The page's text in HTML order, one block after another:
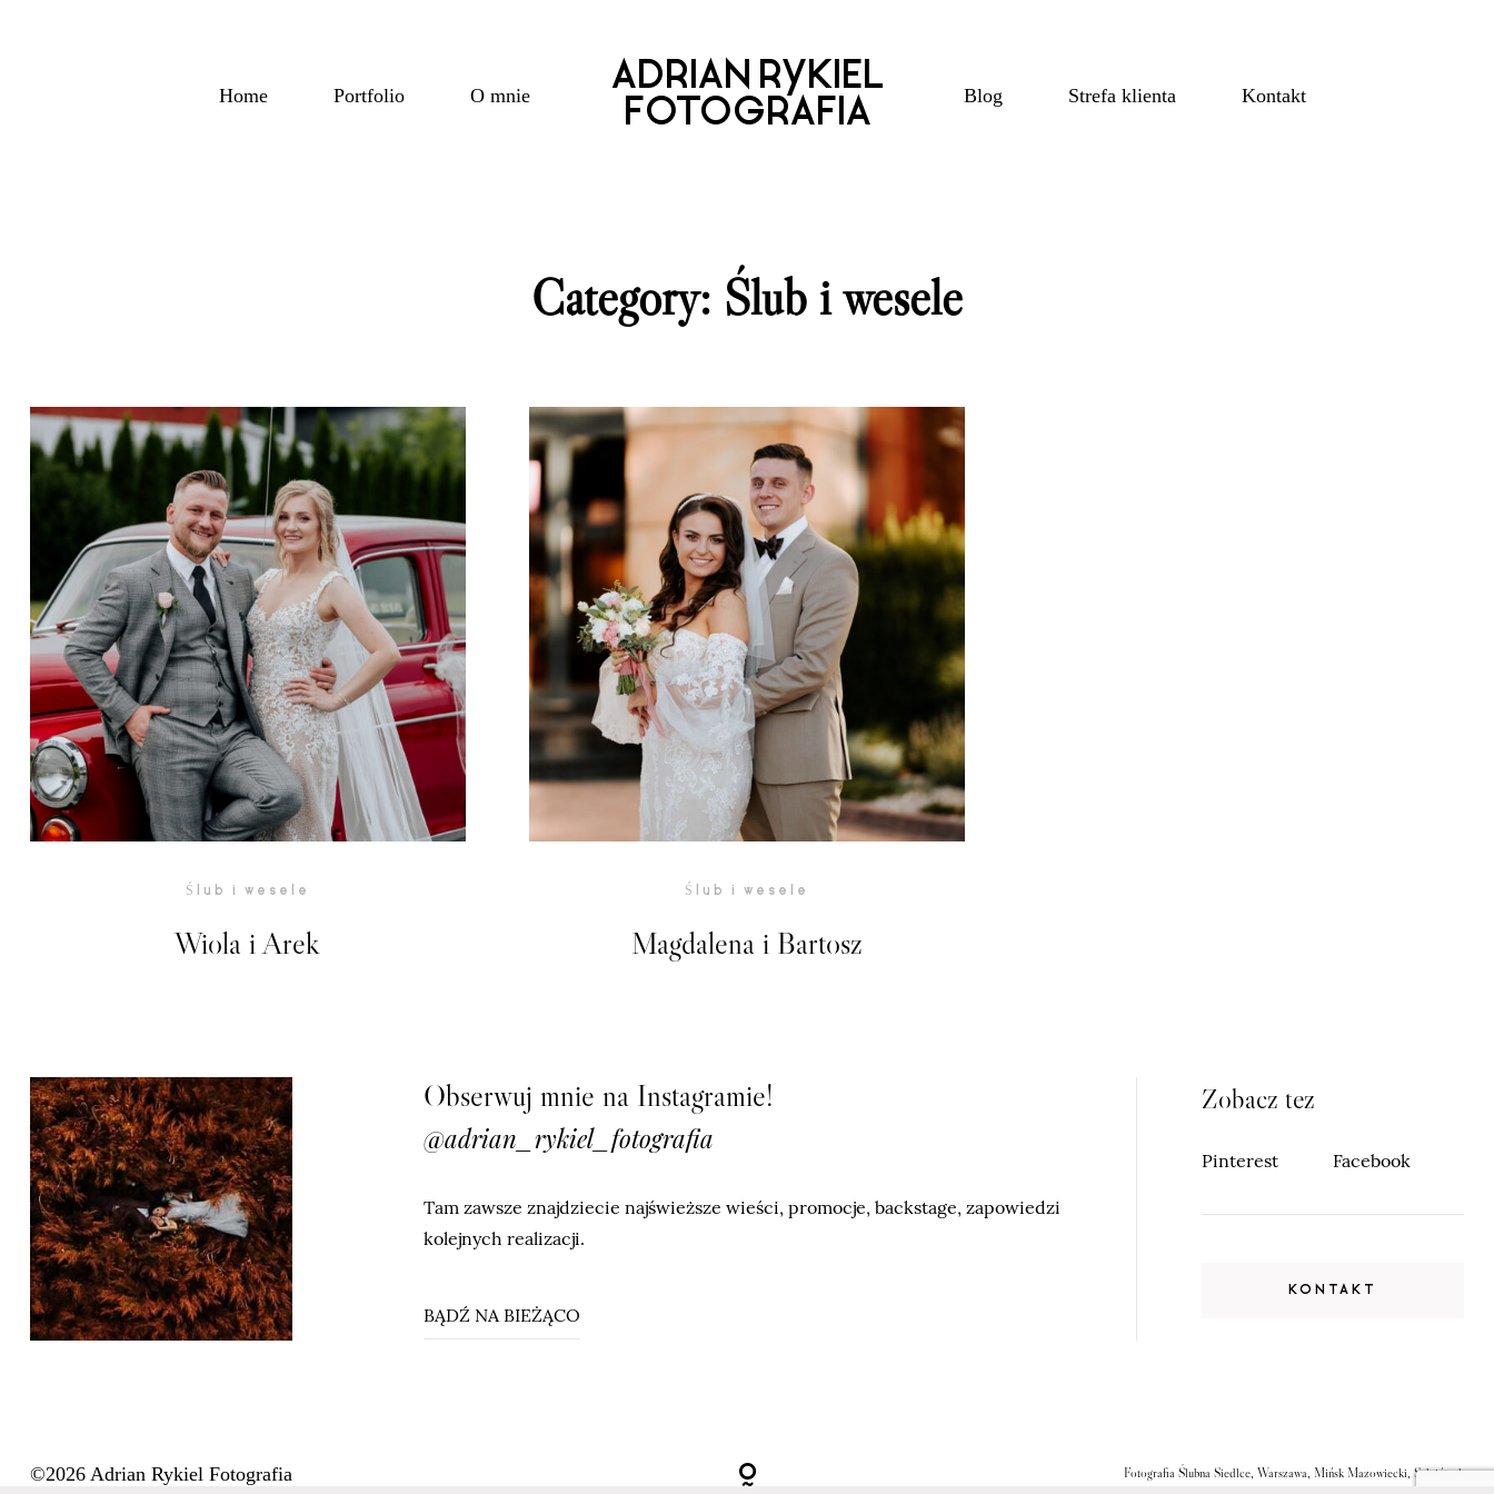
Home Portfolio O mnie
ADRIAN RYKIEL
FOTOGRAFIA
Blog Strefa klienta Kontakt
Category: Ślub i wesele
Ślub i wesele
Wiola i Arek
Ślub i wesele
Magdalena i Bartosz
Obserwuj mnie na Instagramie!
@adrian_rykiel_fotografia
Tam zawsze znajdziecie najświeższe wieści, promocje, backstage, zapowiedzi
kolejnych realizacji.
BĄDŹ NA BIEŻĄCO
Zobacz tez
Pinterest Facebook
KONTAKT
©2026 Adrian Rykiel Fotografia Fotografia Ślubna Siedlce, Warszawa, Mińsk Mazowiecki, Sulejówek